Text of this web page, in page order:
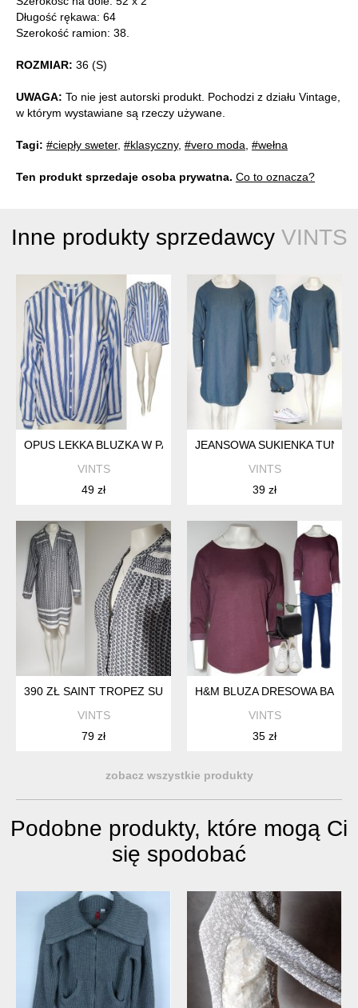
Długość rękawa: 64
Szerokość ramion: 38.
ROZMIAR: 36 (S)
UWAGA: To nie jest autorski produkt. Pochodzi z działu Vintage,
w którym wystawiane są rzeczy używane.
Tagi: #ciepły sweter, #klasyczny, #vero moda #wełna
Ten produkt sprzedaje osoba prywatna. Co to oznacza?
Inne produkty sprzedawcy VINTS
OPUS LEKKA BLUZKA W PASKI WISKOZA GUZIKI HV128
VINTS
49 zł
JEANSOWA SUKIENKA
VINTS
39 zł
390 ZŁ SAINT TROPEZ SUKIENKA KOSZULOWA 100%
VINTS
79 zł
H&M BLUZA DRESOWA BASIC
VINTS
35 zł
zobacz wszystkie produkty
Podobne produkty, które mogą Ci
się spodobać